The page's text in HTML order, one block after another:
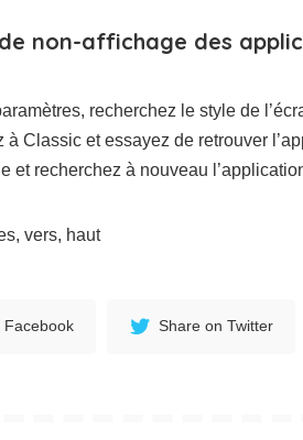
non-affichage des
recherchez le style de
à Classic et essayez de retrouver
et recherchez à nouveau
vers, haut
Facebook Share on Twitter